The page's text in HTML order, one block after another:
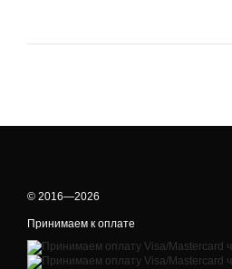
© 2016—2026
Принимаем к оплате